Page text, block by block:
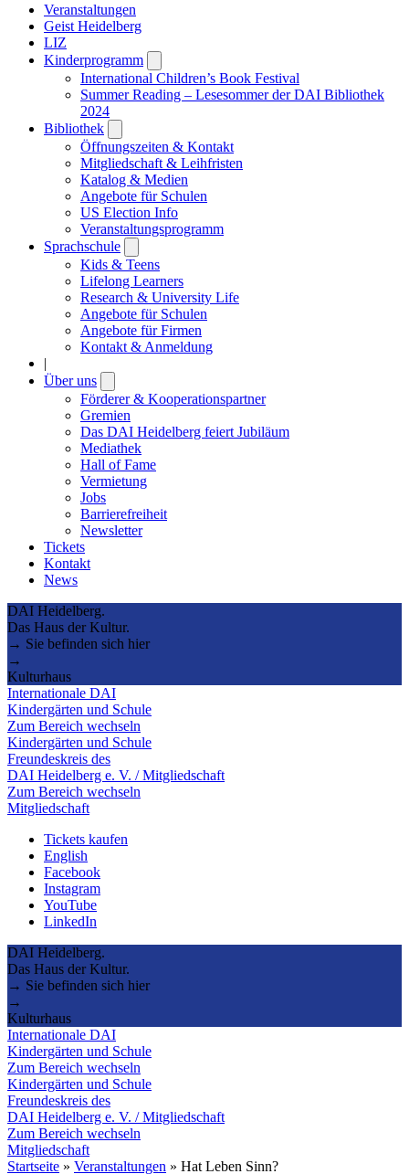
Veranstaltungen
Geist Heidelberg
LIZ
Kinderprogramm
submenu
International Children’s Book Festival
Summer Reading – Lesesommer der DAI Bibliothek
2024
Bibliothek
submenu
Öffnungszeiten & Kontakt
Mitgliedschaft & Leihfristen
Katalog & Medien
Angebote für Schulen
US Election Info
Veranstaltungsprogramm
Sprachschule
submenu
Kids & Teens
Lifelong Learners
Research & University Life
Angebote für Schulen
Angebote für Firmen
Kontakt & Anmeldung
|
Über uns
submenu
Förderer & Kooperationspartner
Gremien
Das DAI Heidelberg feiert Jubiläum
Mediathek
Hall of Fame
Vermietung
Jobs
Barrierefreiheit
Newsletter
Tickets
Kontakt
News
DAI Heidelberg.
Das Haus der Kultur.
→ Sie befinden sich hier
→
Kulturhaus
Internationale DAI
Kindergärten und Schule
Zum Bereich wechseln
Kindergärten und Schule
Freundeskreis des
DAI Heidelberg e. V. / Mitgliedschaft
Zum Bereich wechseln
Mitgliedschaft
Tickets kaufen
English
Facebook
Instagram
YouTube
LinkedIn
DAI Heidelberg.
Das Haus der Kultur.
→ Sie befinden sich hier
→
Kulturhaus
Internationale DAI
Kindergärten und Schule
Zum Bereich wechseln
Kindergärten und Schule
Freundeskreis des
DAI Heidelberg e. V. / Mitgliedschaft
Zum Bereich wechseln
Mitgliedschaft
Startseite » Veranstaltungen » Hat Leben Sinn?